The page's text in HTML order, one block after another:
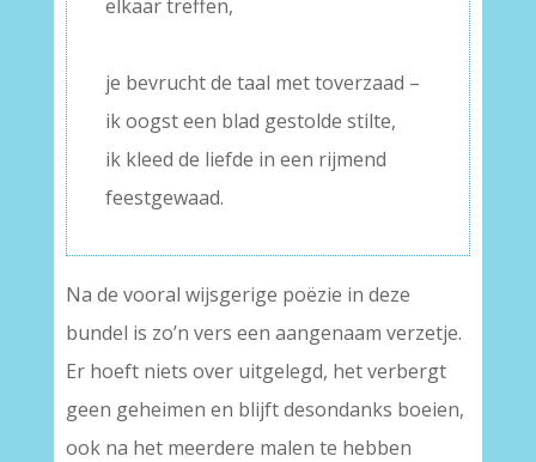
elkaar treffen,
je bevrucht de taal met toverzaad –
ik oogst een blad gestolde stilte,
ik kleed de liefde in een rijmend
feestgewaad.
Na de vooral wijsgerige poëzie in deze
bundel is zo’n vers een aangenaam verzetje.
Er hoeft niets over uitgelegd, het verbergt
geen geheimen en blijft desondanks boeien,
ook na het meerdere malen te hebben